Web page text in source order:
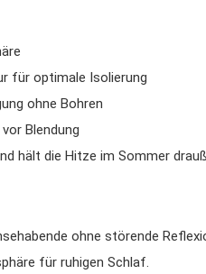
für optimale Isolierung
ohne Bohren
Blendung
hält die Hitze im Sommer
ohne störende
für ruhigen Schlaf.